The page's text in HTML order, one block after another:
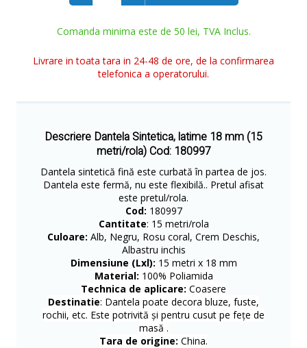
Comanda minima este de 50 lei, TVA Inclus.
Livrare in toata tara in 24-48 de ore, de la confirmarea
telefonica a operatorului.
Descriere Dantela Sintetica, latime 18 mm (15
metri/rola) Cod: 180997
Dantela sintetică fină este curbată în partea de jos.
Dantela este fermă, nu este flexibilă.. Pretul afisat
este pretul/rola.
Cod: 180997
Cantitate: 15 metri/rola
Culoare: Alb, Negru, Rosu coral, Crem Deschis,
Albastru inchis
Dimensiune (Lxl): 15 metri x 18 mm
Material: 100% Poliamida
Technica de aplicare: Coasere
Destinatie: Dantela poate decora bluze, fuste,
rochii, etc. Este potrivită și pentru cusut pe fețe de
masă .
Tara de origine: China.